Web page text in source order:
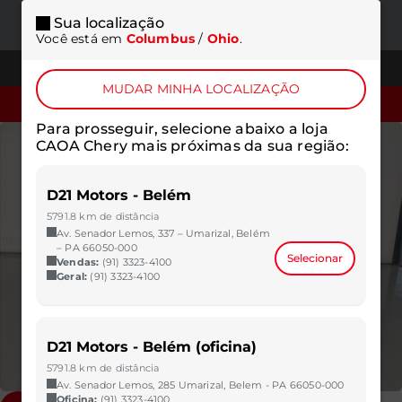
MENU
TELEFONES
Sua localização
Você está em Columbus / Ohio.
MUDAR MINHA LOCALIZAÇÃO
Para prosseguir, selecione abaixo a loja
CAOA Chery mais próximas da sua região:
D21 Motors - Belém
5791.8 km de distância
Av. Senador Lemos, 337 – Umarizal, Belém
– PA 66050-000
Vendas: (91) 3323-4100
Geral: (91) 3323-4100
Selecionar
D21 Motors - Belém (oficina)
5791.8 km de distância
Av. Senador Lemos, 285 Umarizal, Belem - PA 66050-000
Oficina: (91) 3323-4100